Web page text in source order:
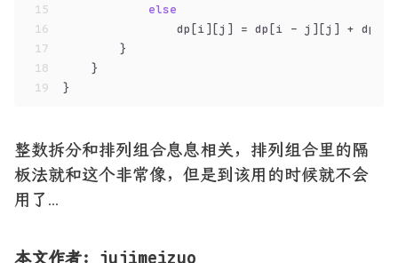
15
16
17
18
19
else
dp[i][j] = dp[i - j][j] +
        }
    }
}
整数拆分和排列组合息息相关，排列组合里的隔
板法就和这个非常像，但是到该用的时候就不会
用了…
本文作者：jujimeizuo